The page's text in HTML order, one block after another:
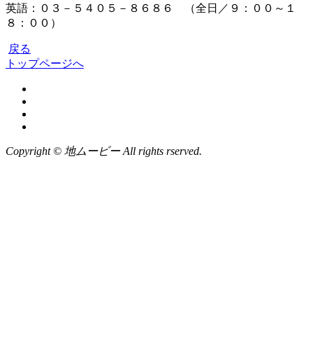
英語：０３－５４０５－８６８６ （全日／９：００～１
８：００）
戻る
トップページへ
Copyright © 地ムービー All rights rserved.